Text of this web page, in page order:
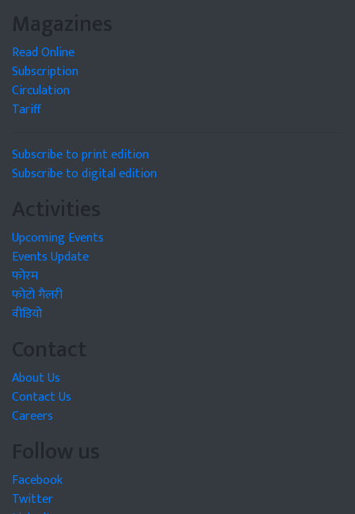
Magazines
Read Online
Subscription
Circulation
Tariff
Subscribe to print edition
Subscribe to digital edition
Activities
Upcoming Events
Events Update
फोरम
फोटो गैलरी
वीडियो
Contact
About Us
Contact Us
Careers
Follow us
Facebook
Twitter